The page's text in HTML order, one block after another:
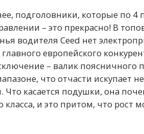
подголовники, которые по 4
– это прекрасно! В
водителя Ceed нет
европейского
– валик поясничного
что отчасти искупает
касается подушки, она
и это притом, что рост